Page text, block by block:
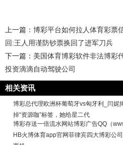
上一篇： 博彩平台如何拉人体育彩票
回:王人用谨防钞票换回了进军刀兵
下一篇： 美国体育博彩软件非法博彩
投资滴滴自动驾驶公司
相关资讯
博彩总代理欧洲杯葡萄牙vs匈牙利_闫妮
掉“资源咖”标签，她给星二代
博彩存送一倍流水网站博彩广告QQ（
HB火博体育app官网菲律宾四大博彩公